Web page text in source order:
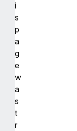
i
s
p
a
g
e
w
a
s
t
r